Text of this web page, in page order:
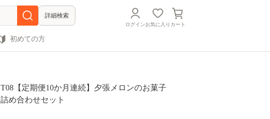
詳細検索
ログインお気に入り カート
初めての方
T08【定期便10か月連続】夕張メロンのお菓子
詰め合わせセット